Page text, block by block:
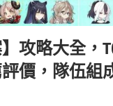
】攻略大全，
價，隊伍組